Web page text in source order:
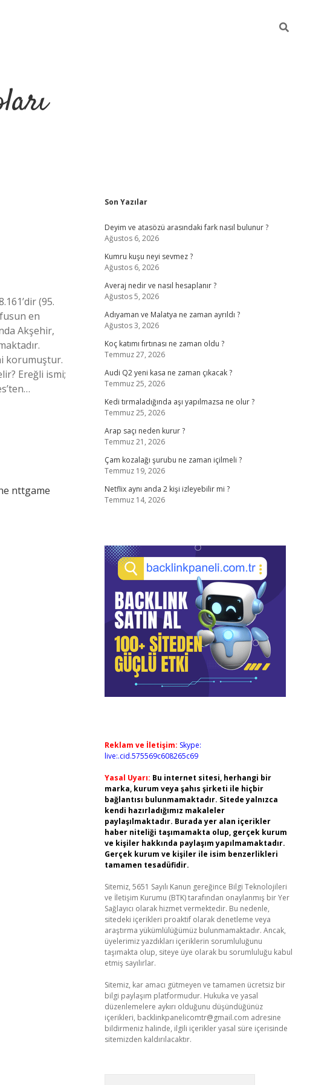
(95.
en
Akşehir,
korumuştur.
Ereğli ismi;
nttgame
Sidebar
Son Yazılar
Deyim ve atasözü arasındaki fark nasıl bulunur ?
Ağustos 6, 2026
Kumru kuşu neyi sevmez ?
Ağustos 6, 2026
Averaj nedir ve nasıl hesaplanır ?
Ağustos 5, 2026
Adıyaman ve Malatya ne zaman ayrıldı ?
Ağustos 3, 2026
Koç katımı fırtınası ne zaman oldu ?
Temmuz 27, 2026
Audi Q2 yeni kasa ne zaman çıkacak ?
Temmuz 25, 2026
Kedi tırmaladığında aşı yapılmazsa ne olur ?
Temmuz 25, 2026
Arap saçı neden kurur ?
Temmuz 21, 2026
Çam kozalağı şurubu ne zaman içilmeli ?
Temmuz 19, 2026
Netflix aynı anda 2 kişi izleyebilir mi ?
Temmuz 14, 2026
Reklam ve İletişim: Skype:
live:.cid.575569c608265c69
Yasal Uyarı: Bu internet sitesi, herhangi bir
marka, kurum veya şahıs şirketi ile hiçbir
bağlantısı bulunmamaktadır. Sitede yalnızca
kendi hazırladığımız makaleler
paylaşılmaktadır. Burada yer alan içerikler
haber niteliği taşımamakta olup, gerçek kurum
ve kişiler hakkında paylaşım yapılmamaktadır.
Gerçek kurum ve kişiler ile isim benzerlikleri
tamamen tesadüfidir.
Sitemiz, 5651 Sayılı Kanun gereğince Bilgi Teknolojileri
ve İletişim Kurumu (BTK) tarafından onaylanmış bir Yer
Sağlayıcı olarak hizmet vermektedir. Bu nedenle,
sitedeki içerikleri proaktif olarak denetleme veya
araştırma yükümlülüğümüz bulunmamaktadır. Ancak,
üyelerimiz yazdıkları içeriklerin sorumluluğunu
taşımakta olup, siteye üye olarak bu sorumluluğu kabul
etmiş sayılırlar.
Sitemiz, kar amacı gütmeyen ve tamamen ücretsiz bir
bilgi paylaşım platformudur. Hukuka ve yasal
düzenlemelere aykırı olduğunu düşündüğünüz
içerikleri, backlinkpanelicomtr@gmail.com adresine
bildirmeniz halinde, ilgili içerikler yasal süre içerisinde
sitemizden kaldırılacaktır.
https://ilbet.online/vdcasino sitesi